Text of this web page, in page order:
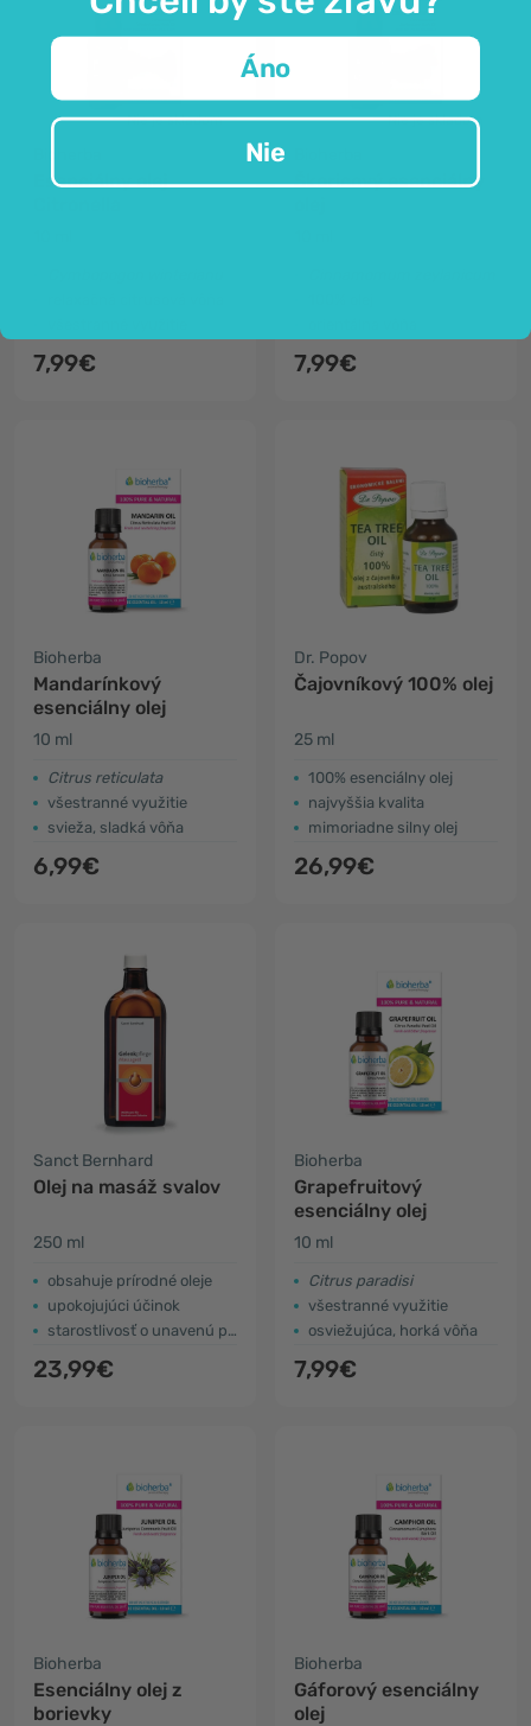
Nie je skladom
Esenciálny olej
7,99€
Nie je skladom
Škoricový esenciálny
7,99€
Bioherba
Mandarínkový
esenciálny olej
10 ml
Citrus reticulata
všestranné využitie
svieža, sladká vôňa
6,99€
Dr. Popov
Čajovníkový 100% olej
25 ml
100% esenciálny olej
najvyššia kvalita
mimoriadne silny olej
26,99€
Sanct Bernhard
Olej na masáž svalov
250 ml
obsahuje prírodné oleje
upokojujúci účinok
starostlivosť o unavenú pokožku
23,99€
Bioherba
Grapefruitový
esenciálny olej
10 ml
Citrus paradisi
všestranné využitie
osviežujúca, horká vôňa
7,99€
Bioherba
Esenciálny olej z
borievky
Bioherba
Gáforový esenciálny
olej
Áno
Nie